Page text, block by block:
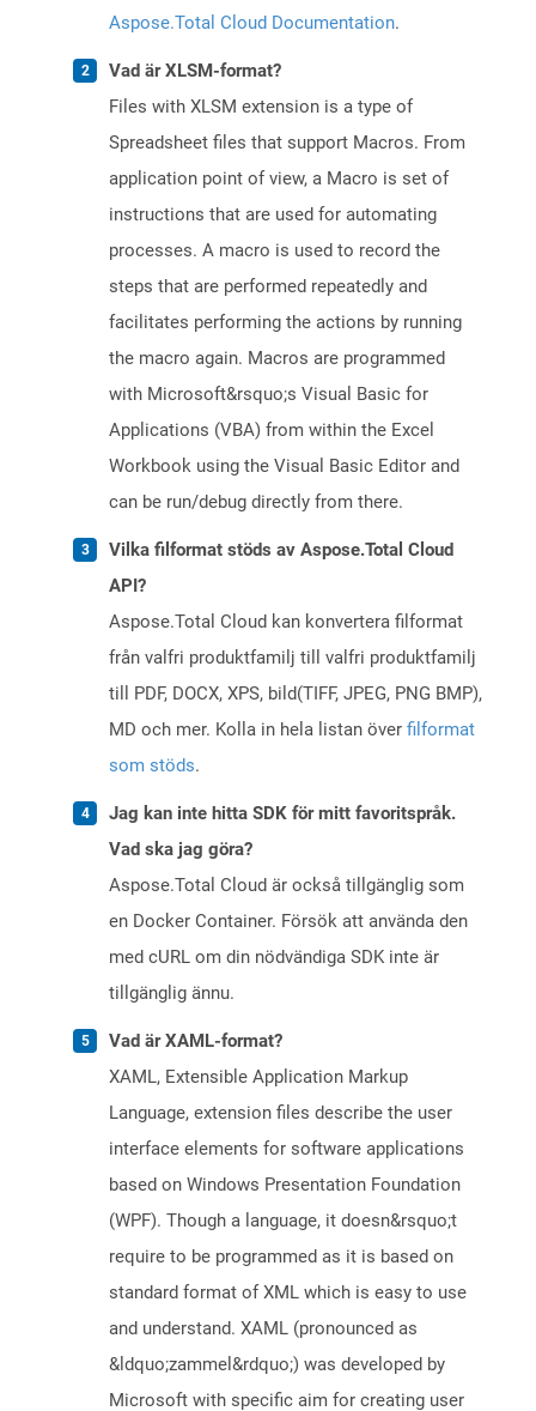
Aspose.Total Cloud Documentation.
Vad är XLSM-format?
Files with XLSM extension is a type of
Spreadsheet files that support Macros. From
application point of view, a Macro is set of
instructions that are used for automating
processes. A macro is used to record the
steps that are performed repeatedly and
facilitates performing the actions by running
the macro again. Macros are programmed
with Microsoft&rsquo;s Visual Basic for
Applications (VBA) from within the Excel
Workbook using the Visual Basic Editor and
can be run/debug directly from there.
Vilka filformat stöds av Aspose.Total Cloud
API?
Aspose.Total Cloud kan konvertera filformat
från valfri produktfamilj till valfri produktfamilj
till PDF, DOCX, XPS, bild(TIFF, JPEG, PNG BMP),
MD och mer. Kolla in hela listan över filformat
som stöds.
Jag kan inte hitta SDK för mitt favoritspråk.
Vad ska jag göra?
Aspose.Total Cloud är också tillgänglig som
en Docker Container. Försök att använda den
med cURL om din nödvändiga SDK inte är
tillgänglig ännu.
Vad är XAML-format?
XAML, Extensible Application Markup
Language, extension files describe the user
interface elements for software applications
based on Windows Presentation Foundation
(WPF). Though a language, it doesn&rsquo;t
require to be programmed as it is based on
standard format of XML which is easy to use
and understand. XAML (pronounced as
&ldquo;zammel&rdquo;) was developed by
Microsoft with specific aim for creating user